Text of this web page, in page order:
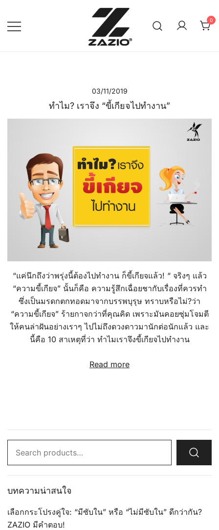
content
0
03/11/2019
ทำไม? เราจึง “ขี้เกียจไปทำงาน”
“แค่นึกถึงว่าพรุ่งนี้ต้องไปทำงาน ก็ขี้เกียจแล้ว! “ จริงๆ แล้ว
“ความขี้เกียจ” นั้นก็คือ ความรู้สึกเฉื่อยชากับเรื่องที่ควรทำ
ซึ่งเป็นมรดกตกทอดมาจากบรรพบุรุษ ทราบหรือไม่?ว่า
“ความขี้เกียจ” ร้ายกาจกว่าที่คุณคิด เพราะมันคอยซุ่มโจมตี
ให้คนล่าฝันอย่างเราๆ ไปไม่ถึงดวงดาวมานักต่อนักแล้ว และ
นี้คือ 10 สาเหตุที่ว่า ทำไมเราจึงขี้เกียจไปทำงาน
Read more
for:
บทความน่าสนใจ
เลือกกระโปรงคู่ใจ: “มีซับใน” หรือ “ไม่มีซับใน” ดีกว่ากัน?
ZAZIO มีคำตอบ!